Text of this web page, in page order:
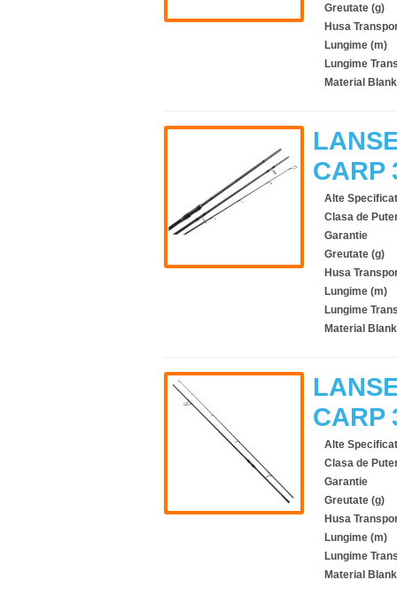
Greutate (g)
Husa
Lungime (m)
Lungime
Material Blank
CARP
Alte
Clasa de
Garantie
Greutate (g)
Husa
Lungime (m)
Lungime
Material Blank
CARP
Alte
Clasa de
Garantie
Greutate (g)
Husa
Lungime (m)
Lungime
Material Blank